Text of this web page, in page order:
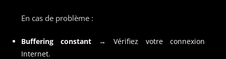
En cas de problème :
Buffering constant → Vérifiez votre connexion
Internet.